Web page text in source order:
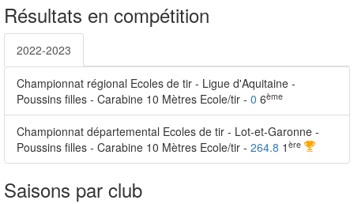
Résultats en compétition
2022-2023
Championnat régional Ecoles de tir - Ligue d'Aquitaine -
Poussins filles - Carabine 10 Mètres Ecole/tir - 0 6ème
Championnat départemental Ecoles de tir - Lot-et-Garonne -
Poussins filles - Carabine 10 Mètres Ecole/tir - 264.8 1 ère
Saisons par club